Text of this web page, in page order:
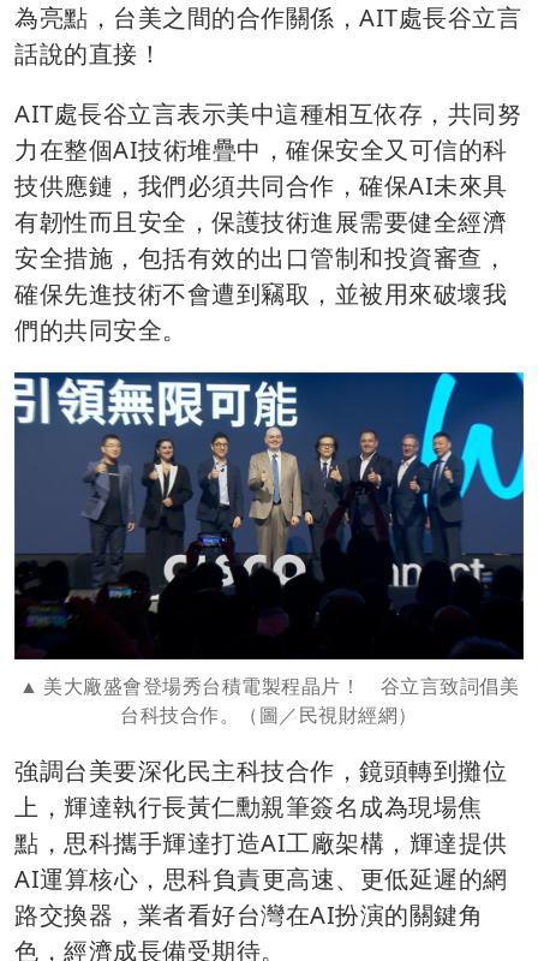
為亮點，台美之間的合作關係，AIT處長谷立言
話說的直接！
AIT處長谷立言表示美中這種相互依存，共同努
力在整個AI技術堆疊中，確保安全又可信的科
技供應鏈，我們必須共同合作，確保AI未來具
有韌性而且安全，保護技術進展需要健全經濟
安全措施，包括有效的出口管制和投資審查，
確保先進技術不會遭到竊取，並被用來破壞我
們的共同安全。
美大廠盛會登場秀台積電製程晶片！ 谷立言致詞倡美
台科技合作。（圖／民視財經網）
強調台美要深化民主科技合作，鏡頭轉到攤位
上，輝達執行長黃仁勳親筆簽名成為現場焦
點，思科攜手輝達打造AI工廠架構，輝達提供
AI運算核心，思科負責更高速、更低延遲的網
路交換器，業者看好台灣在AI扮演的關鍵角
色，經濟成長備受期待。